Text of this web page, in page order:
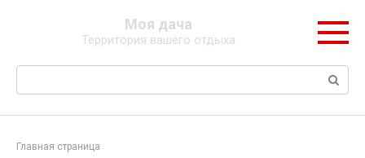
Моя дача
Территория вашего отдыха
Поиск:
Главная страница